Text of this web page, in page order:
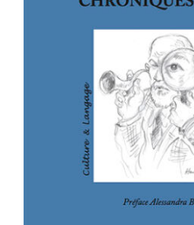
L’OEIL DU PSY –
2018